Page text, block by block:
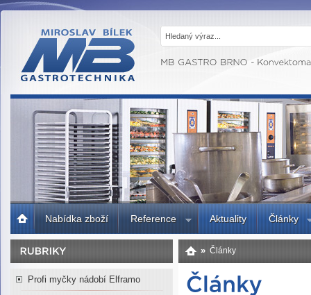
MB GASTRO
BRNO -
Gastrotechnika,
profesionální
kuchyně
strana
Nabídka zboží Reference Aktuality Články
Profi myčky nádobí Elframo
» Články